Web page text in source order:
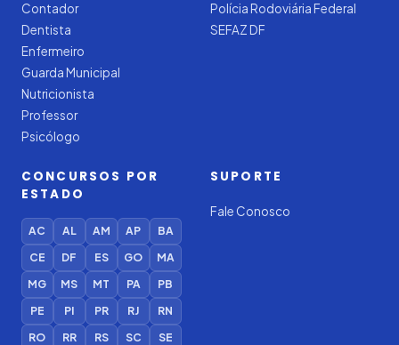
Contador
Dentista
Enfermeiro
Guarda Municipal
Nutricionista
Professor
Psicólogo
Polícia Rodoviária Federal
SEFAZ DF
CONCURSOS POR
ESTADO
AC AL AM AP
BA
CE
DF ES GO
MA
MG
MS MT PA
PB
PE
PI PR RJ
RN
RO
RR RS SC
SE
SUPORTE
Fale Conosco